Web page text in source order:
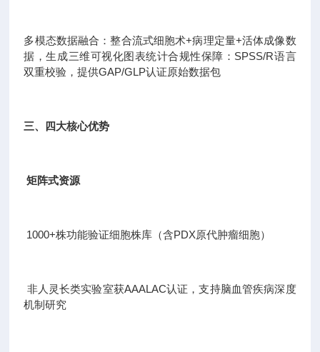
多模态数据融合：整合流式细胞术+病理定量+活体成像数
据，生成三维可视化图表统计合规性保障：SPSS/R语言
双重校验，提供GAP/GLP认证原始数据包
三、四大核心优势
矩阵式资源
1000+株功能验证细胞株库（含PDX原代肿瘤细胞）
非人灵长类实验室获AAALAC认证，支持脑血管疾病深度
机制研究